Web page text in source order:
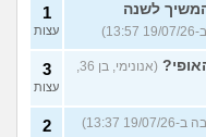
לשנה
1
עצות
(אנונימי, בן 36,
3
עצות
2